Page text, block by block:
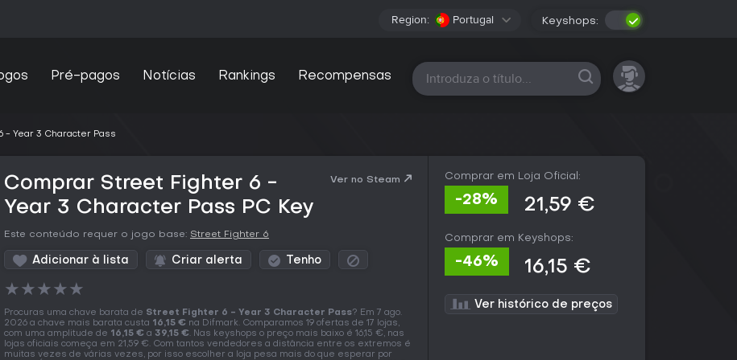
Region: Portugal Keyshops:
Pré-pagos Notícias Rankings Recompensas Todas as plataformas
- Year 3 Character Pass
Comprar Street Fighter 6 -
Year 3 Character Pass PC Key
Ver no Steam
Este conteúdo requer o jogo base: Street Fighter 6
Adicionar à lista Criar alerta Tenho
★★★★★
Procuras uma chave barata de Street Fighter 6 - Year 3 Character Pass? Em 7 ago.
2026 a chave mais barata custa 16,15 € na Difmark. Comparamos 19 ofertas de 17 lojas,
com uma amplitude de 16,15 € a 39,15 €. Nas keyshops o preço mais baixo é 16,15 €, nas
lojas oficiais começa em 21,59 €. Com tantos vendedores a distância entre os extremos é
muitas vezes de várias vezes, por isso escolher a loja pesa mais do que esperar por
Comprar em Loja Oficial:
-28% 21,59 €
Comprar em Keyshops:
-46% 16,15 €
Ver histórico de preços